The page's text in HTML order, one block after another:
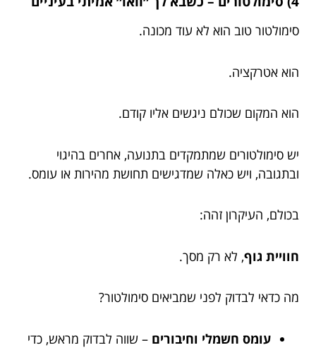
סימולטור טוב הוא לא עוד מכונה.
הוא אטרקציה.
הוא המקום שכולם ניגשים אליו קודם.
יש סימולטורים שמתמקדים בתנועה, אחרים בהיגוי
ובתגובה, ויש כאלה שמדגישים תחושת מהירות או עומס.
בכולם, העיקרון זהה:
חוויית גוף, לא רק מסך.
מה כדאי לבדוק לפני שמביאים סימולטור?
עומס חשמלי וחיבורים – שווה לבדוק מראש, כדי